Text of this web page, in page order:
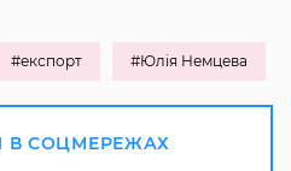
#експорт #Юлія Немцева
В СОЦМЕРЕЖАХ